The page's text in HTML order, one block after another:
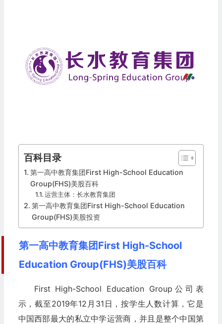
百科目录
第一高中教育集团First High-School Education
Group(FHS)美股百科
运营主体：长水教育集团
第一高中教育集团First High-School Education
Group(FHS)美股投资
第一高中教育集团First High-School
Education Group(FHS)美股百科
First High-School Education Group公司表
示，截至2019年12月31日，按学生人数计算，它是
中国西部最大的私立中学运营商，并且是整个中国第